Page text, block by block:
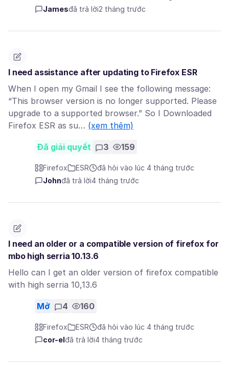
Jamesđã trả lời2 tháng trước
I need assistance after updating to Firefox ESR
When I open my Gmail I see the following message:
“This browser version is no longer supported. Please
upgrade to a supported browser.” So I Downloaded
Firefox ESR as su… (xem thêm)
Đã giải quyết 3 159
Firefox ESR
đã hỏi vào lúc 4 tháng trước
Johnđã trả lời4 tháng trước
I need an older or a compatible version of firefox for
mbo high serria 10.13.6
Hello can I get an older version of firefox compatible
with high serria 10,13.6
Mở 4 160
Firefox ESR
đã hỏi vào lúc 4 tháng trước
cor-el đã trả lời4 tháng trước